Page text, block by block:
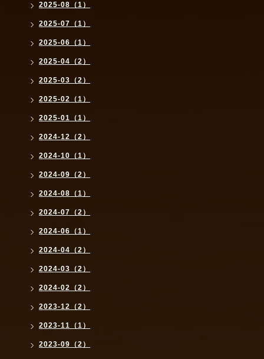
2025-08（1）
2025-07（1）
2025-06（1）
2025-04（2）
2025-03（2）
2025-02（1）
2025-01（1）
2024-12（2）
2024-10（1）
2024-09（2）
2024-08（1）
2024-07（2）
2024-06（1）
2024-04（2）
2024-03（2）
2024-02（2）
2023-12（2）
2023-11（1）
2023-09（2）